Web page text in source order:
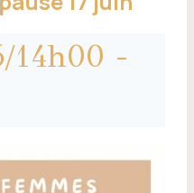
14h00 -